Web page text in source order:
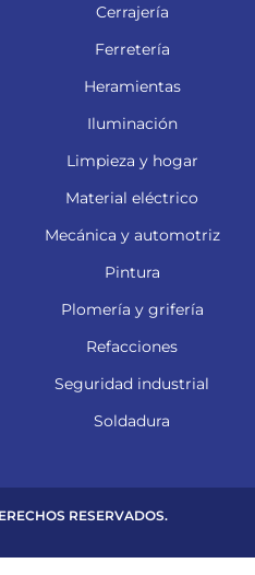
Cerrajería
Ferretería
Heramientas
Iluminación
Limpieza y hogar
Material eléctrico
Mecánica y automotriz
Pintura
Plomería y grifería
Refacciones
Seguridad industrial
Soldadura
RESERVADOS.